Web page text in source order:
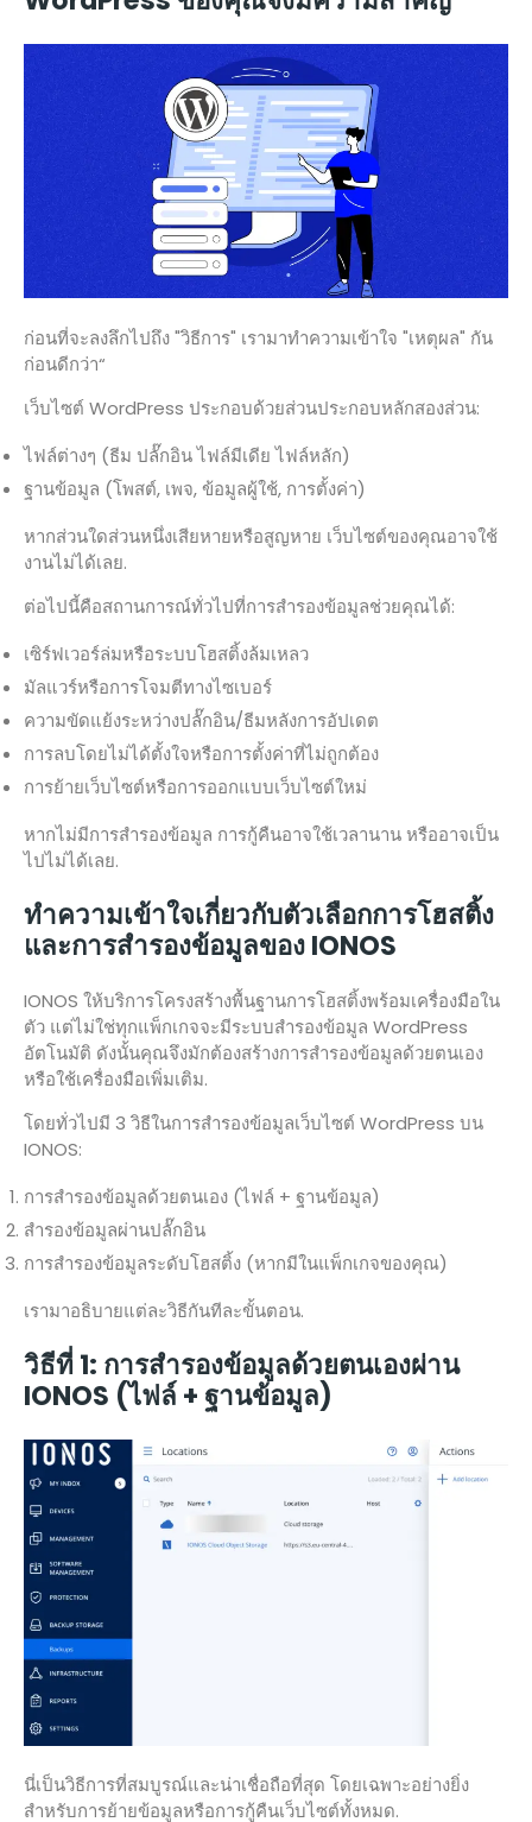
ก่อนที่จะลงลึกไปถึง "วิธีการ" เรามาทำความเข้าใจ "เหตุผล" กัน
ก่อนดีกว่า“
เว็บไซต์ WordPress ประกอบด้วยส่วนประกอบหลักสองส่วน:
ไฟล์ต่างๆ (ธีม ปลั๊กอิน ไฟล์มีเดีย ไฟล์หลัก)
ฐานข้อมูล (โพสต์, เพจ, ข้อมูลผู้ใช้, การตั้งค่า)
หากส่วนใดส่วนหนึ่งเสียหายหรือสูญหาย เว็บไซต์ของคุณอาจใช้
งานไม่ได้เลย.
ต่อไปนี้คือสถานการณ์ทั่วไปที่การสำรองข้อมูลช่วยคุณได้:
เซิร์ฟเวอร์ล่มหรือระบบโฮสติ้งล้มเหลว
มัลแวร์หรือการโจมตีทางไซเบอร์
ความขัดแย้งระหว่างปลั๊กอิน/ธีมหลังการอัปเดต
การลบโดยไม่ได้ตั้งใจหรือการตั้งค่าที่ไม่ถูกต้อง
การย้ายเว็บไซต์หรือการออกแบบเว็บไซต์ใหม่
หากไม่มีการสำรองข้อมูล การกู้คืนอาจใช้เวลานาน หรืออาจเป็น
ไปไม่ได้เลย.
ทำความเข้าใจเกี่ยวกับตัวเลือกการโฮสติ้ง
และการสำรองข้อมูลของ IONOS
IONOS ให้บริการโครงสร้างพื้นฐานการโฮสติ้งพร้อมเครื่องมือใน
ตัว แต่ไม่ใช่ทุกแพ็กเกจจะมีระบบสำรองข้อมูล WordPress
อัตโนมัติ ดังนั้นคุณจึงมักต้องสร้างการสำรองข้อมูลด้วยตนเอง
หรือใช้เครื่องมือเพิ่มเติม.
โดยทั่วไปมี 3 วิธีในการสำรองข้อมูลเว็บไซต์ WordPress บน
IONOS:
การสำรองข้อมูลด้วยตนเอง (ไฟล์ + ฐานข้อมูล)
สำรองข้อมูลผ่านปลั๊กอิน
การสำรองข้อมูลระดับโฮสติ้ง (หากมีในแพ็กเกจของคุณ)
เรามาอธิบายแต่ละวิธีกันทีละขั้นตอน.
วิธีที่ 1: การสำรองข้อมูลด้วยตนเองผ่าน
IONOS (ไฟล์ + ฐานข้อมูล)
นี่เป็นวิธีการที่สมบูรณ์และน่าเชื่อถือที่สุด โดยเฉพาะอย่างยิ่ง
สำหรับการย้ายข้อมูลหรือการกู้คืนเว็บไซต์ทั้งหมด.